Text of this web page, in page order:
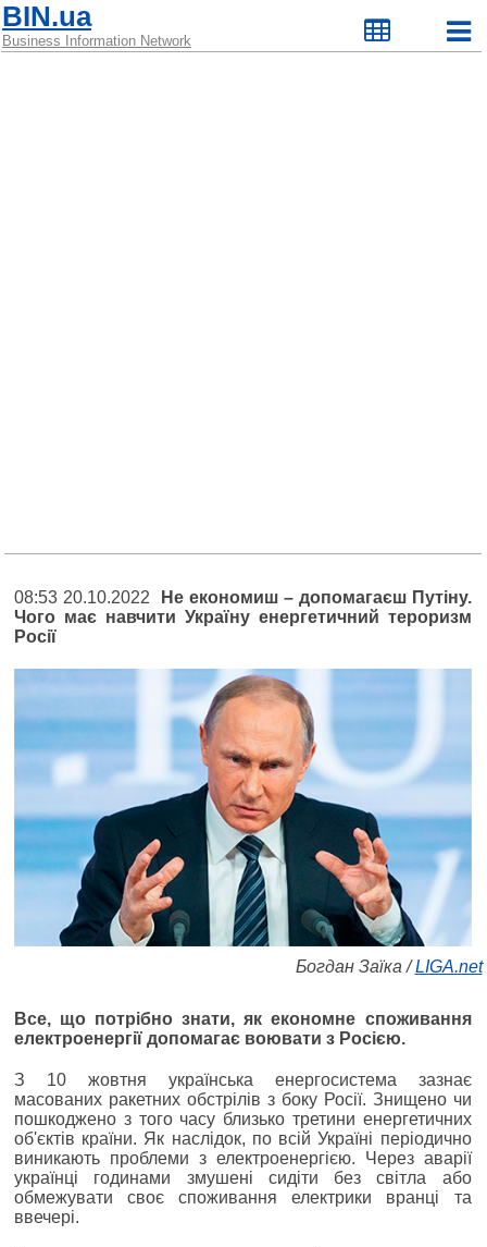
BIN.ua
Business Information Network
08:53 20.10.2022
Не економиш – допомагаєш Путіну.
Чого має навчити Україну енергетичний тероризм
Росії
Богдан Заїка /LIGA.net
Все, що потрібно знати, як економне споживання
електроенергії допомагає воювати з Росією.
З 10 жовтня українська енергосистема зазнає
масованих ракетних обстрілів з боку Росії. Знищено чи
пошкоджено з того часу близько третини енергетичних
об'єктів країни. Як наслідок, по всій Україні періодично
виникають проблеми з електроенергією. Через аварії
українці годинами змушені сидіти без світла або
обмежувати своє споживання електрики вранці та
ввечері.